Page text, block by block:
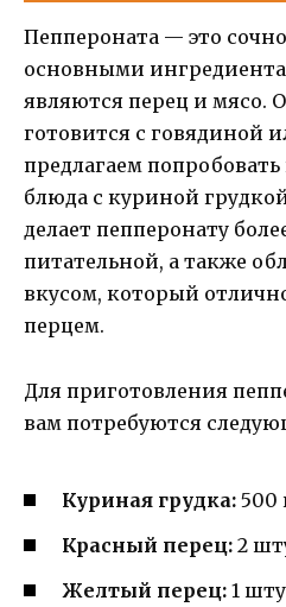
Пеппероната — это
основными
являются перец и мясо.
готовится с говядиной
предлагаем
блюда с куриной
делает пепперонату
питательной, а также
вкусом, который
перцем.
Для приготовления
вам потребуются
Куриная грудка: 500
Красный перец: 2
Желтый перец: 1